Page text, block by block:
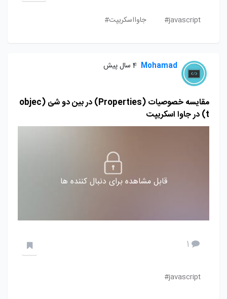
javascript# جاوااسکریپت#
Mohamad 4 سال پیش
مقایسه خصوصیات (Properties) در بین دو شئ (objec
t) در جاوا اسکریپت
قابل مشاهده برای دنبال کننده ها
1
javascript#